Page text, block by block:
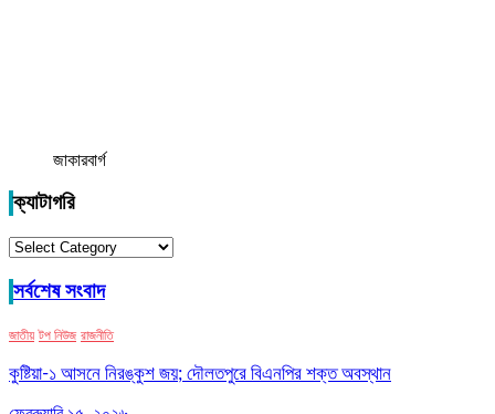
জাকারবার্গ
ক্যাটাগরি
ক্যাটাগরি
সর্বশেষ সংবাদ
জাতীয় টপ নিউজ রাজনীতি
কুষ্টিয়া-১ আসনে নিরঙ্কুশ জয়; দৌলতপুরে বিএনপির শক্ত অবস্থান